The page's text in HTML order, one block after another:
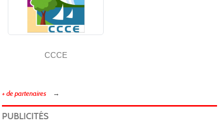
CCCE
+ de partenaires
PUBLICITÉS